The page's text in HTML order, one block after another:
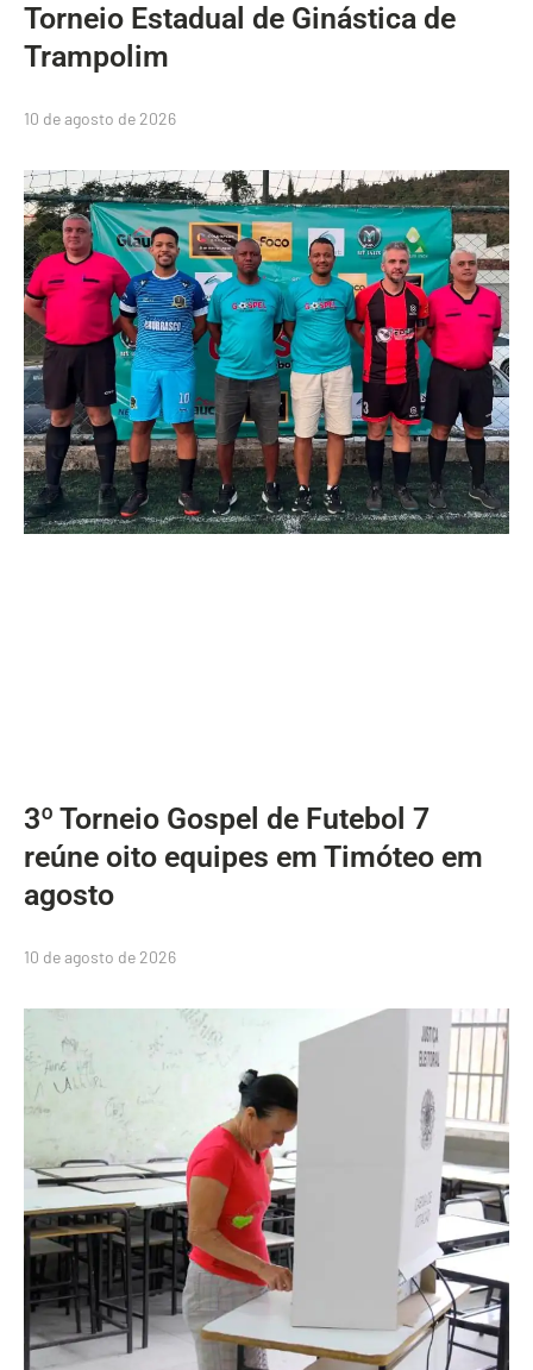
Torneio Estadual de Ginástica de
Trampolim
10 de agosto de 2026
3º Torneio Gospel de Futebol 7
reúne oito equipes em Timóteo em
agosto
10 de agosto de 2026